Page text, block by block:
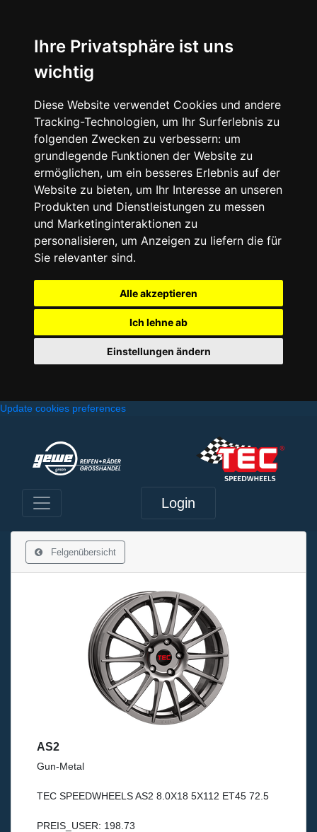
Ihre Privatsphäre ist uns
wichtig
Diese Website verwendet Cookies und andere
Tracking-Technologien, um Ihr Surferlebnis zu
folgenden Zwecken zu verbessern: um
grundlegende Funktionen der Website zu
ermöglichen, um ein besseres Erlebnis auf der
Website zu bieten, um Ihr Interesse an unseren
Produkten und Dienstleistungen zu messen
und Marketinginteraktionen zu
personalisieren, um Anzeigen zu liefern die für
Sie relevanter sind.
Alle akzeptieren
Ich lehne ab
Einstellungen ändern
Update cookies preferences
Login
Felgenübersicht
AS2
Gun-Metal
TEC SPEEDWHEELS AS2 8.0X18 5X112 ET45 72.5
PREIS_USER: 198.73